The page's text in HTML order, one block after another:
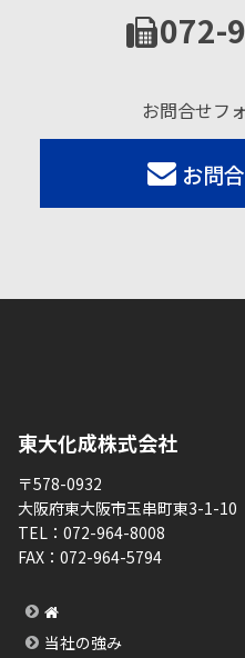
072-
お問合せフ
お問
東大化成株式会社
〒578-0932
大阪府東大阪市玉串町東3-1-10
TEL： 072-964-8008
FAX： 072-964-5794
当社の強み